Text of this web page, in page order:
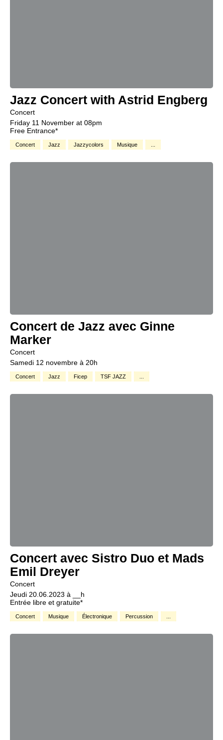
Jazz Concert with Astrid Engberg
Concert
Friday 11 November at 08pm
Free Entrance*
Concert Jazz Jazzycolors Musique
Concert de Jazz avec Ginne
Marker
Concert
Samedi 12 novembre à 20h
Concert Jazz Ficep TSF JAZZ
Concert avec Sistro Duo et Mads
Emil Dreyer
Concert
Jeudi 20.06.2023 à __h
Entrée libre et gratuite*
Concert Musique Électronique Percussion